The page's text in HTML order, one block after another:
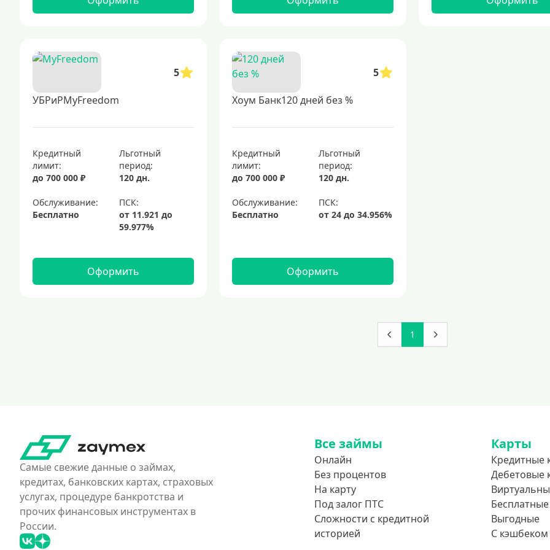
5
УБРиРMyFreedom
Кредитный
лимит:
до 700 000 ₽
Льготный
период:
120 дн.
Обслуживание:
Бесплатно
Оформить
5
Хоум Банк120 дней без %
Кредитный
лимит:
до 700 000 ₽
Льготный
период:
120 дн.
Обслуживание:
Бесплатно
Оформить
1
Самые свежие данные о займах,
кредитах, банковских картах, страховых
услугах, процедуре банкротства и
прочих финансовых инструментах в
России.
Все займы
Онлайн
Без процентов
На карту
Под залог ПТС
Сложности с кредитной
историей
Карты
Кредитные
Дебетовые
Бесплатные
Выгодные
С кэшбеком